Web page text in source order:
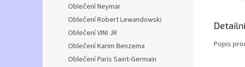
Oblečení Neymar
Oblečení Robert Lewandowski
Oblečení VINI JR
Oblečení Karim Benzema
Oblečení Paris Saint-Germain
Popis